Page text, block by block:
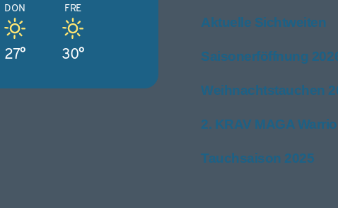
DON
27°
FRE
30°
Aktuelle Sichtweiten
Saisonerföffnung
Weihnachtstauchen
2. KRAV MAGA
Tauchsaison 2025